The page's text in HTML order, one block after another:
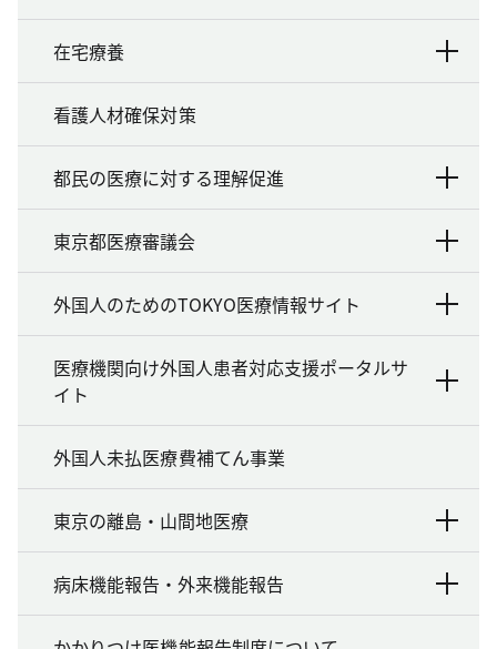
在宅療養
看護人材確保対策
都民の医療に対する理解促進
東京都医療審議会
外国人のためのTOKYO医療情報サイト
医療機関向け外国人患者対応支援ポータルサ
イト
外国人未払医療費補てん事業
東京の離島・山間地医療
病床機能報告・外来機能報告